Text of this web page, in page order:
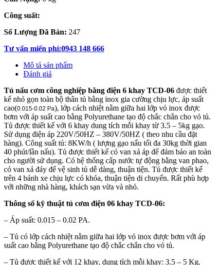
Công suất:
Số Lượng Đã Bán: 247
Tư vấn miến phí:0943 148 666
Mô tả sản phẩm
Đánh giá
Tủ nấu cơm công nghiệp bằng điện 6 khay TCD-06 được thiết
kế nhỏ gọn toàn bộ thân tủ bằng inox gia cường chịu lực, áp suất
cao(0.015-0.02 Pa), lớp cách nhiệt nằm giữa hai lớp vỏ inox được
bơm với áp suất cao bằng Polyurethane tạo độ chắc chắn cho vỏ tủ.
Tủ được thiết kế với 6 khay dung tích mỗi khay từ 3.5 – 5kg gạo.
Sử dụng điện áp 220V/50HZ – 380V/50HZ ( theo nhu cầu đặt
hàng). Công suất tủ: 8KW/h ( lượng gạo nấu tối đa 30kg thời gian
40 phút/lần nấu). Tủ được thiết kế có van xả áp để đảm bảo an toàn
cho người sử dụng. Có hệ thống cấp nước tự động bằng van phao,
có van xả đáy để vệ sinh tủ dễ dàng, thuận tiện. Tủ được thiết kế
trên 4 bánh xe chịu lực có khóa, thuận tiện di chuyển. Rất phù hợp
với những nhà hàng, khách sạn vừa và nhỏ.
Thông số kỹ thuật tủ cơm điện 06 khay TCD-06:
– Áp suất: 0.015 – 0.02 PA.
– Tủ có lớp cách nhiệt nằm giữa hai lớp vỏ inox được bơm với áp
suất cao bằng Polyurethane tạo độ chắc chắn cho vỏ tủ.
– Tủ được thiết kế với 12 khay, dung tích mỗi khay: 3.5 – 5 Kg.